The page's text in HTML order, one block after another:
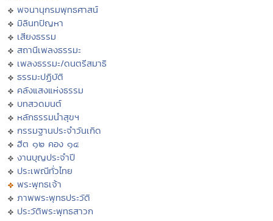
พจนานุกรมพุทธศาสน์
มิลินทปัญหา
เสียงธรรม
สถานีเพลงธรรมะ
เพลงธรรมะ/ดนตรีสมาธิ
ธรรมะปฏิบัติ
คลังแสงแห่งธรรม
บทสวดมนต์
หลักธรรมนำสุขฯ
กรรมฐานประจำวันเกิด
ฮีต ๑๒ คอง ๑๔
งานบุญประจำปี
ประเพณีทั่วไทย
พระพุทธเจ้า
ภาพพระพุทธประวัติ
ประวัติพระพุทธสาวก